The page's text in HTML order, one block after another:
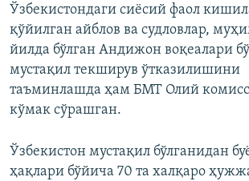
Ўзбекистондаги сиёсий фаол
қўйилган айблов ва судловлар,
йилда бўлган Андижон воқеалари
мустақил текширув ўтказилишини
таъминлашда ҳам БМТ Олий
кўмак сўрашган.
Ўзбекистон мустақил бўлганидан
ҳақлари бўйича 70 та халқаро